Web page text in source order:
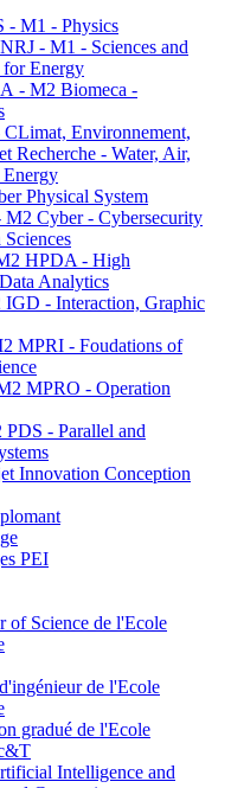
- M1 - Physics
- M1 - Sciences and
for Energy
- M2 Biomeca -
Environnement,
Recherche - Water, Air,
Physical System
Cyber - Cybersecurity
HPDA - High
Analytics
- Interaction, Graphic
MPRI - Foudations of
MPRO - Operation
- Parallel and
Innovation Conception
PEI
of Science de l'Ecole
de l'Ecole
gradué de l'Ecole
Intelligence and